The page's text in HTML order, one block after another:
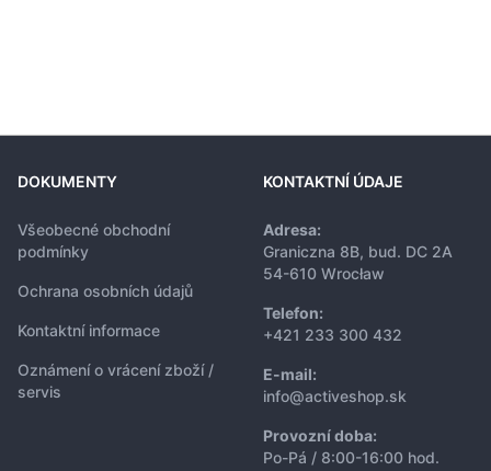
DOKUMENTY
Všeobecné obchodní
podmínky
Ochrana osobních údajů
Kontaktní informace
Oznámení o vrácení zboží /
servis
KONTAKTNÍ ÚDAJE
Adresa:
Graniczna 8B, bud. DC 2A
54-610 Wrocław
Telefon:
+421 233 300 432
E-mail:
info@activeshop.sk
Provozní doba:
Po-Pá / 8:00-16:00 hod.